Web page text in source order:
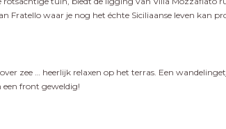
Fratello waar je nog het échte Siciliaanse leven kan
zee … heerlijk relaxen op het terras. Een
een front geweldig!